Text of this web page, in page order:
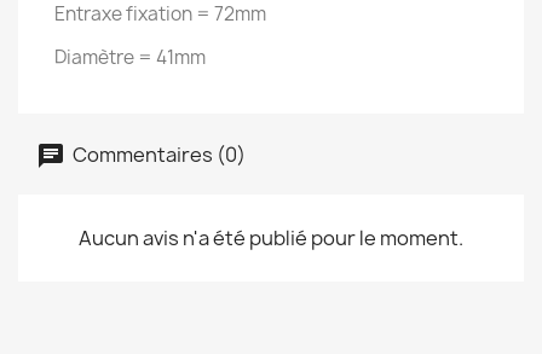
Entraxe fixation = 72mm
Diamètre = 41mm
Commentaires (0)
Aucun avis n'a été publié pour le moment.